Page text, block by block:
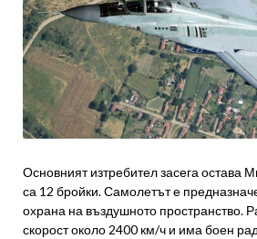
Основният изтребител засега остава
са 12 бройки. Самолетът е
охрана на въздушното пространство.
скорост около 2400 км/ч и има боен